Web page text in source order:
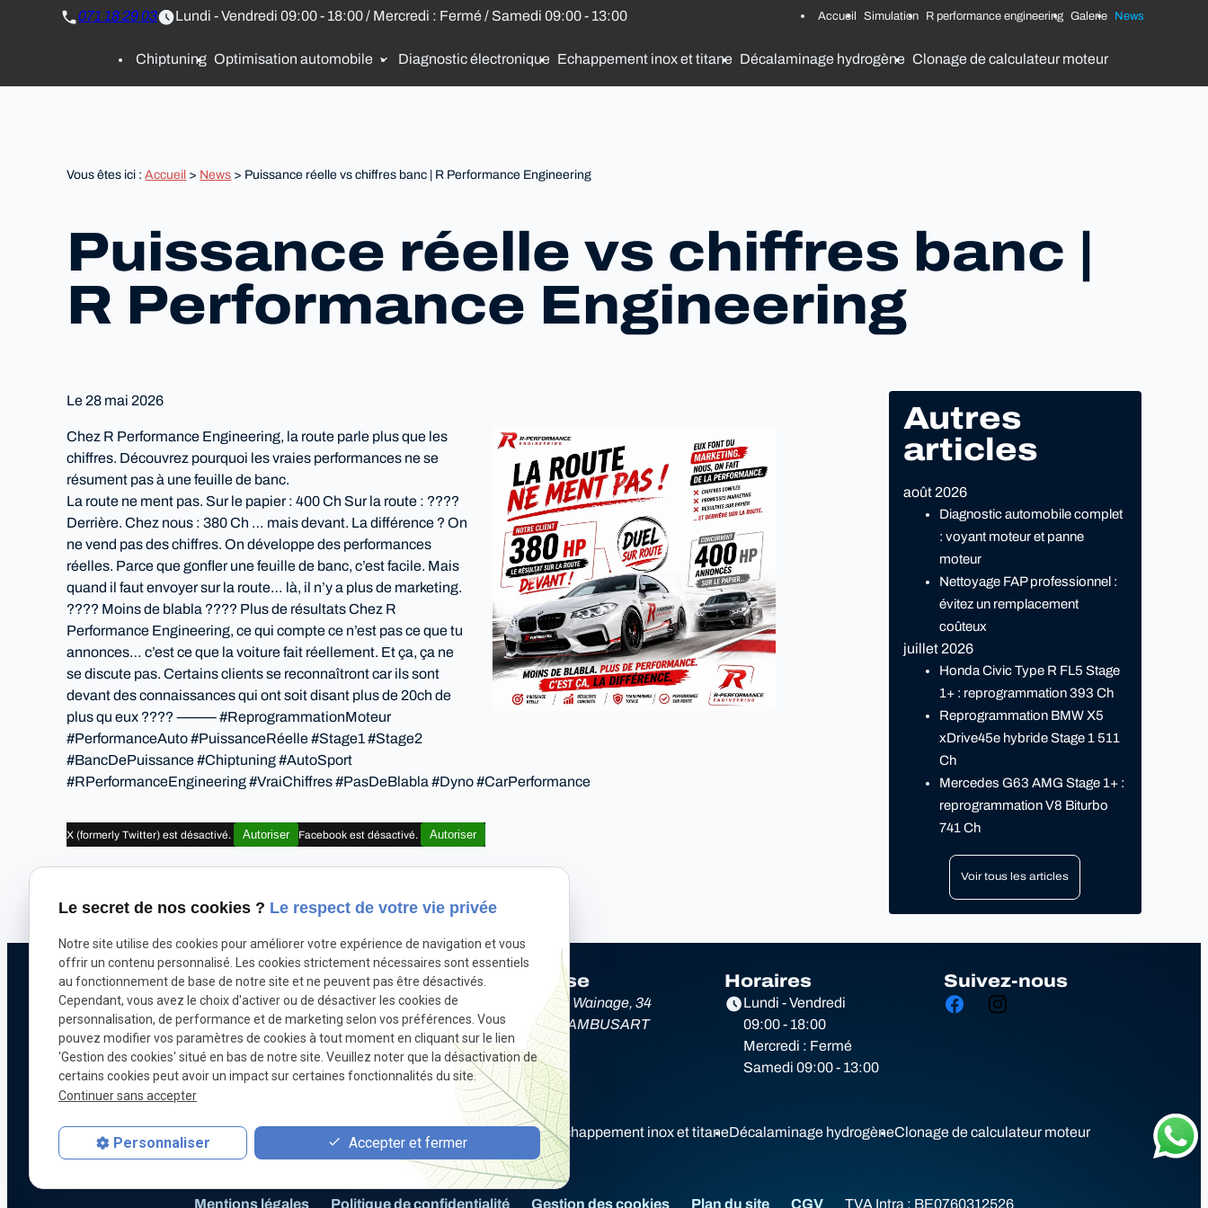
071 18 29 03 Lundi - Vendredi 09:00 - 18:00 / Mercredi : Fermé / Samedi 09:00 - 13:00 Accueil Simulation R performance engineering Galerie News
Chiptuning Optimisation automobile Diagnostic électronique Echappement inox et titane Décalaminage hydrogène Clonage de calculateur moteur
Vous êtes ici : Accueil > News > Puissance réelle vs chiffres banc | R Performance Engineering
Puissance réelle vs chiffres banc |
R Performance Engineering
Le28 mai 2026
Chez R Performance Engineering, la route parle plus que les
chiffres. Découvrez pourquoi les vraies performances ne se
résument pas à une feuille de banc.
La route ne ment pas. Sur le papier : 400 Ch Sur la route : ????
Derrière. Chez nous : 380 Ch … mais devant. La différence ? On
ne vend pas des chiffres. On développe des performances
réelles. Parce que gonfler une feuille de banc, c’est facile. Mais
quand il faut envoyer sur la route… là, il n’y a plus de marketing.
???? Moins de blabla ???? Plus de résultats Chez R
Performance Engineering, ce qui compte ce n’est pas ce que tu
annonces… c’est ce que la voiture fait réellement. Et ça, ça ne
se discute pas. Certains clients se reconnaîtront car ils sont
devant des connaissances qui ont soit disant plus de 20ch de
plus qu eux ???? ⸻ #ReprogrammationMoteur
#PerformanceAuto #PuissanceRéelle #Stage1 #Stage2
#BancDePuissance #Chiptuning #AutoSport
#RPerformanceEngineering #VraiChiffres #PasDeBlabla #Dyno #CarPerformance
X (formerly Twitter) est désactivé. Autoriser Facebook est désactivé. Autoriser
Autres
articles
août 2026
Diagnostic automobile complet
: voyant moteur et panne
moteur
Nettoyage FAP professionnel :
évitez un remplacement
coûteux
juillet 2026
Honda Civic Type R FL5 Stage
1+ : reprogrammation 393 Ch
Reprogrammation BMW X5
xDrive45e hybride Stage 1 511
Ch
Mercedes G63 AMG Stage 1+ :
reprogrammation V8 Biturbo
741 Ch
Voir tous les articles
Téléphone
Pour nous joindre
071 18 29 03
Adresse
Rue du Wainage, 34
6220 LAMBUSART
Horaires
Lundi - Vendredi
09:00 - 18:00
Mercredi : Fermé
Samedi 09:00 - 13:00
Suivez-nous
Optimisation automobile Diagnostic électroniqueEchappement inox et titaneDécalaminage hydrogèneClonage de calculateur moteur
Panneau de gestion des cookies
Le secret de nos cookies ? Le respect de votre vie privée
Notre site utilise des cookies pour améliorer votre expérience de navigation et vous
offrir un contenu personnalisé. Les cookies strictement nécessaires sont essentiels
au fonctionnement de base de notre site et ne peuvent pas être désactivés.
Cependant, vous avez le choix d'activer ou de désactiver les cookies de
personnalisation, de performance et de marketing selon vos préférences. Vous
pouvez modifier vos paramètres de cookies à tout moment en cliquant sur le lien
'Gestion des cookies' situé en bas de notre site. Veuillez noter que la désactivation de
certains cookies peut avoir un impact sur certaines fonctionnalités du site.
Continuer sans accepter
Personnaliser Accepter et fermer